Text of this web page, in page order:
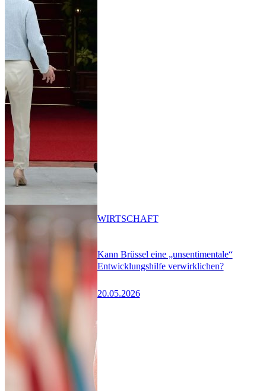
Kann Brüssel eine „unsentimentale“
Entwicklungshilfe verwirklichen?
20.05.2026
WIRTSCHAFT